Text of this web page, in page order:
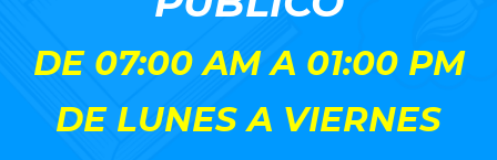
DE 07:00 AM A 01:00 PM
DE LUNES A VIERNES